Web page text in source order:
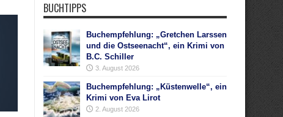
BUCHTIPPS
Buchempfehlung: „Gretchen Larssen
und die Ostseenacht“, ein Krimi von
B.C. Schiller
3. August 2026
Buchempfehlung: „Küstenwelle“, ein
Krimi von Eva Lirot
2. August 2026